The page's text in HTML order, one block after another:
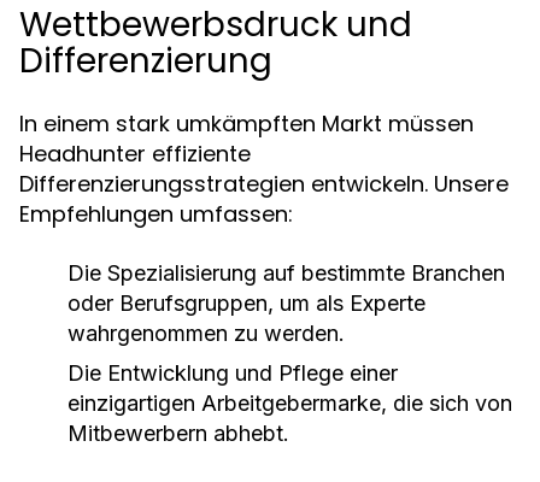
Wettbewerbsdruck und
Differenzierung
In einem stark umkämpften Markt müssen
Headhunter effiziente
Differenzierungsstrategien entwickeln. Unsere
Empfehlungen umfassen:
Die Spezialisierung auf bestimmte Branchen
oder Berufsgruppen, um als Experte
wahrgenommen zu werden.
Die Entwicklung und Pflege einer
einzigartigen Arbeitgebermarke, die sich von
Mitbewerbern abhebt.